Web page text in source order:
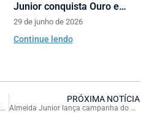
Junior conquista Ouro e
Prata no Prêmio Abrasce
29 de junho de 2026
Continue lendo
Gift card digital pelo AJFans: presenteie e receba cashback
PRÓXIMA NOTÍCIA
Almeida Junior lança campanha do Natal 2025 com sorteios de seis Jeep Commander